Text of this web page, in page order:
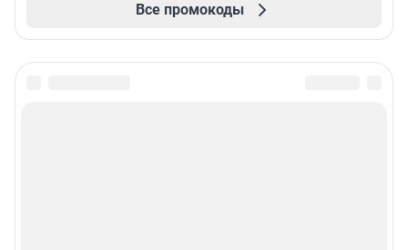
Все промокоды